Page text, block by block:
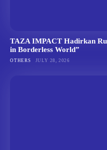
TAZA IMPACT Hadirkan
in Borderless World”
OTHERS JULY 28, 2026